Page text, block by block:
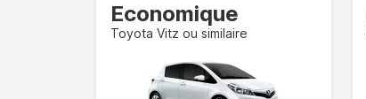
Economique
Toyota Vitz ou similaire